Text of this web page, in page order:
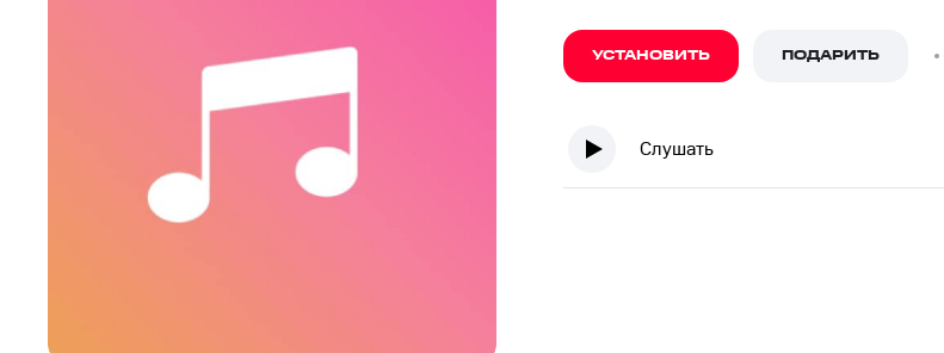
УСТАНОВИТЬ ПОДАРИТЬ
Слушать